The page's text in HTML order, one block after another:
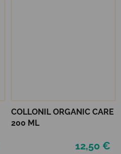
COLLONIL ORGANIC CARE
200 ML
12,50 €